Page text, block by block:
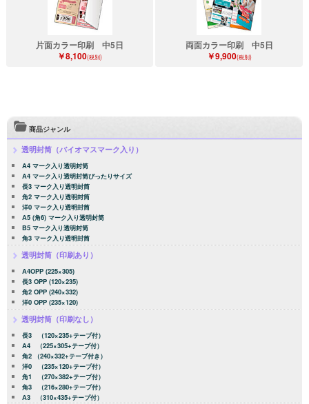
片面カラー印刷 中5日
￥8,100(税別)
両面カラー印刷 中5日
￥9,900(税別)
商品ジャンル
透明封筒（バイオマスマーク入り）
A4 マーク入り透明封筒
A4 マーク入り透明封筒ぴったりサイズ
長3 マーク入り透明封筒
角2 マーク入り透明封筒
洋0 マーク入り透明封筒
A5 (角6) マーク入り透明封筒
B5 マーク入り透明封筒
角3 マーク入り透明封筒
透明封筒（印刷あり）
A4OPP (225×305)
長3 OPP (120×235)
角2 OPP (240×332)
洋0 OPP (235×120)
透明封筒（印刷なし）
長3 （120×235+テープ付）
A4 （225×305+テープ付）
角2 （240×332+テープ付き）
洋0 （235×120+テープ付）
角1 （270×382+テープ付）
角3 （216×280+テープ付）
A3 （310×435+テープ付）